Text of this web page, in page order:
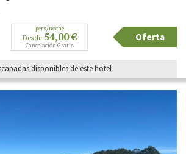
pers/noche
Desde 54,00 €
Cancelación Gratis
Oferta
disponibles de este hotel